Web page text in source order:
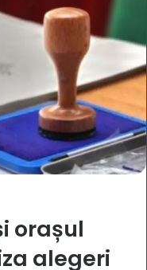
orașul
alegeri